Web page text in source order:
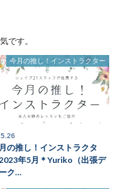
です。
今月の推し！インストラクター
月の推し！インストラクタ
年5月＊Yuriko（出張デ
ク…